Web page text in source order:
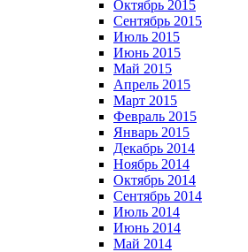
Октябрь 2015
Сентябрь 2015
Июль 2015
Июнь 2015
Май 2015
Апрель 2015
Март 2015
Февраль 2015
Январь 2015
Декабрь 2014
Ноябрь 2014
Октябрь 2014
Сентябрь 2014
Июль 2014
Июнь 2014
Май 2014